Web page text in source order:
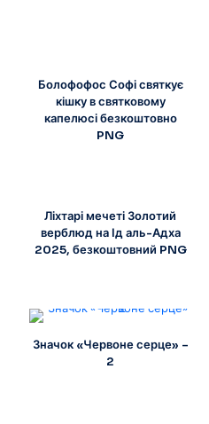
Болофофос Софі святкує
кішку в святковому
капелюсі безкоштовно
PNG
Ліхтарі мечеті Золотий
верблюд на Ід аль-Адха
2025, безкоштовний PNG
Значок «Червоне серце» –
2